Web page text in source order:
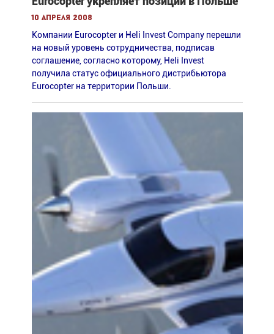
10 апреля 2008
Компании Eurocopter и Heli Invest Company перешли
на новый уровень сотрудничества, подписав
соглашение, согласно которому, Heli Invest
получила статус официального дистрибьютора
Eurocopter на территории Польши.